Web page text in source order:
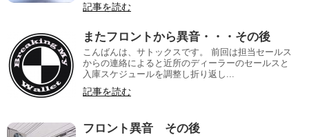
記事を読む
またフロントから異音・・・その後
こんばんは、サトックスです。 前回は担当セールス
からの連絡によると近所のディーラーのセールスと
入庫スケジュールを調整し折り返し...
記事を読む
フロント異音 その後